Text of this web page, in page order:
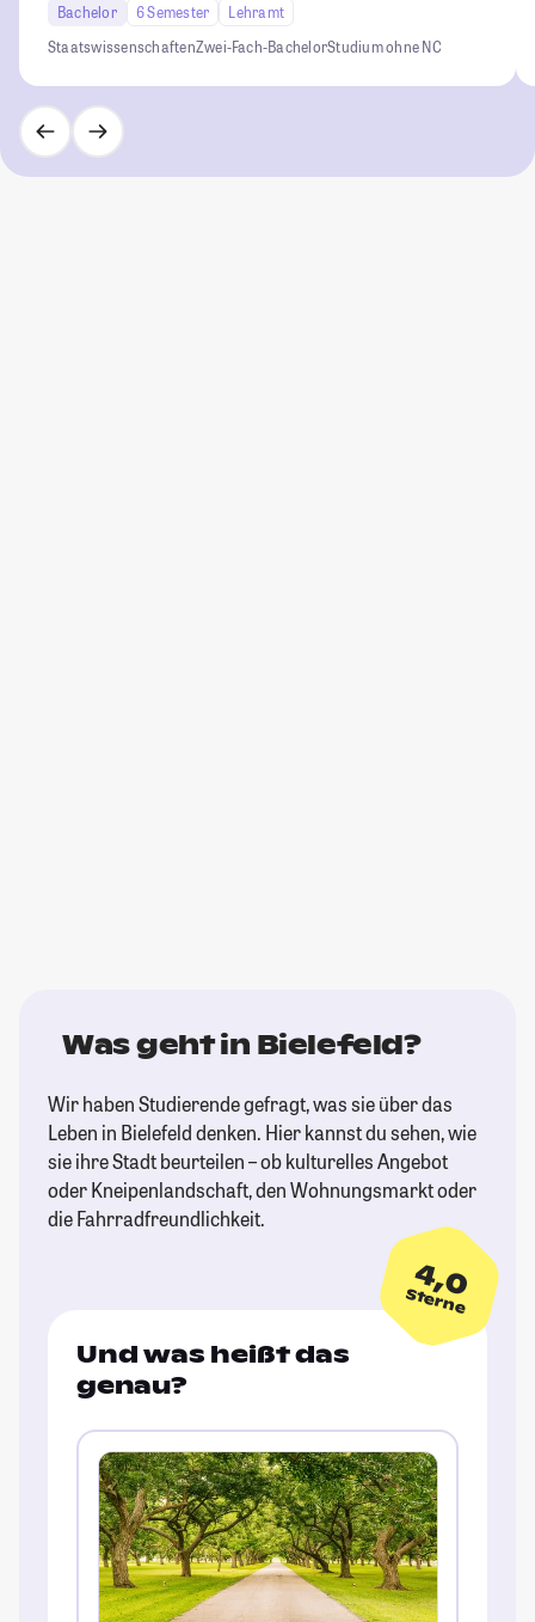
Bachelor 6 Semester
Lehramt
StaatswissenschaftenZwei-Fach-BachelorStudium ohne NC
Was geht in Bielefeld?
Wir haben Studierende gefragt, was sie über das
Leben in Bielefeld denken. Hier kannst du sehen, wie
sie ihre Stadt beurteilen – ob kulturelles Angebot
oder Kneipenlandschaft, den Wohnungsmarkt oder
die Fahrradfreundlichkeit.
4,0
Sterne
Und was heißt das
genau?